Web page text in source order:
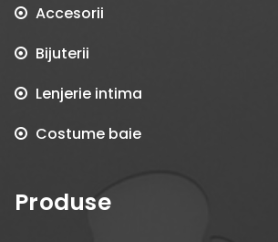
Accesorii
Bijuterii
Lenjerie intima
Costume baie
Produse